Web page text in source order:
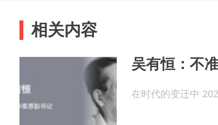
相关内容
吴有恒：不
在时代的变迁中